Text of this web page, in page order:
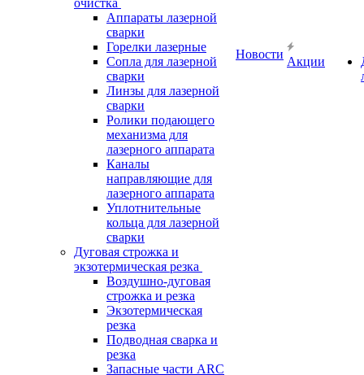
очистка
Аппараты лазерной
сварки
Горелки лазерные
Сопла для лазерной
сварки
Линзы для лазерной
сварки
Ролики подающего
механизма для
лазерного аппарата
Каналы
направляющие для
лазерного аппарата
Уплотнительные
кольца для лазерной
сварки
Дуговая строжка и
экзотермическая резка
Воздушно-дуговая
строжка и резка
Экзотермическая
резка
Подводная сварка и
резка
Запасные части ARC
Новости
Акции